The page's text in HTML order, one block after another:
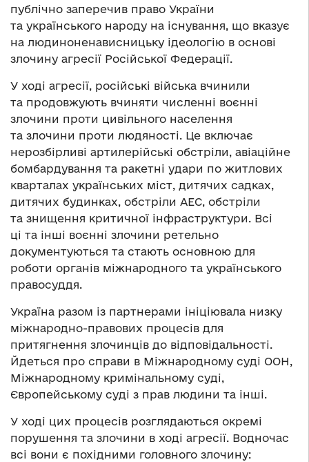
публічно заперечив право України
та українського народу на існування, що вказує
на людиноненависницьку ідеологію в основі
злочину агресії Російської Федерації.
У ході агресії, російські війська вчинили
та продовжують вчиняти численні воєнні
злочини проти цивільного населення
та злочини проти людяності. Це включає
нерозбірливі артилерійські обстріли, авіаційне
бомбардування та ракетні удари по житлових
кварталах українських міст, дитячих садках,
дитячих будинках, обстріли АЕС, обстріли
та знищення критичної інфраструктури. Всі
ці та інші воєнні злочини ретельно
документуються та стають основною для
роботи органів міжнародного та українського
правосуддя.
Україна разом із партнерами ініціювала низку
міжнародно-правових процесів для
притягнення злочинців до відповідальності.
Йдеться про справи в Міжнародному суді ООН,
Міжнародному кримінальному суді,
Європейському суді з прав людини та інші.
У ході цих процесів розглядаються окремі
порушення та злочини в ході агресії. Водночас
всі вони є похідними головного злочину: